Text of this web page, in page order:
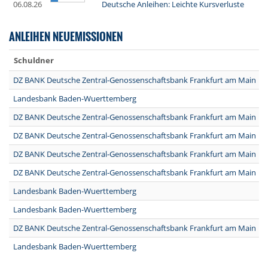
06.08.26
Deutsche Anleihen: Leichte Kursverluste
ANLEIHEN NEUEMISSIONEN
Schuldner
DZ BANK Deutsche Zentral-Genossenschaftsbank Frankfurt am Main
Landesbank Baden-Wuerttemberg
DZ BANK Deutsche Zentral-Genossenschaftsbank Frankfurt am Main
DZ BANK Deutsche Zentral-Genossenschaftsbank Frankfurt am Main
DZ BANK Deutsche Zentral-Genossenschaftsbank Frankfurt am Main
DZ BANK Deutsche Zentral-Genossenschaftsbank Frankfurt am Main
Landesbank Baden-Wuerttemberg
Landesbank Baden-Wuerttemberg
DZ BANK Deutsche Zentral-Genossenschaftsbank Frankfurt am Main
Landesbank Baden-Wuerttemberg